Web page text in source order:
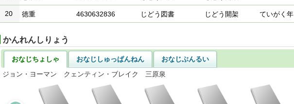
20 徳重 4630632836 じどう図書 じどう開架 ていがく年
かんれんしりょう
おなじちょしゃ おなじしゅっぱんねん
おなじぶんるい
ジョン・ヨーマン クェンティン・ブレイク 三原泉